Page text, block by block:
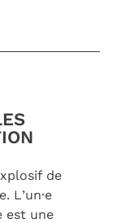
de
L’un·e
est une